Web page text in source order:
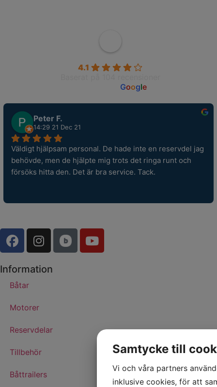
4.1
Google
Peter F.
14:29 21 Dec 21
Väldigt hjälpsam personal. De hade inte en reservdel jag
behövde, men de hjälpte mig trots det ringa runt och
försöks hitta den. Det är bra service. Tack.
Information
Båtar
Motorer
Reservdelar
Tillbehör
Båttrailers
Samtycke till
Vi och våra partners
inklusive cookies, för att